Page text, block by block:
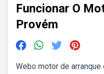
Funcionar O
Provém
Webo motor de arranque